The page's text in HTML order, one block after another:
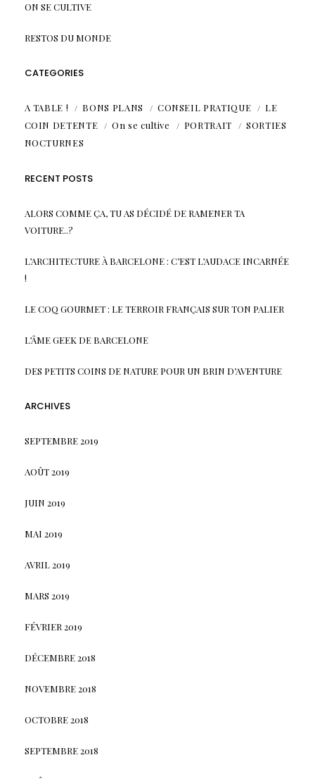
ON SE CULTIVE
RESTOS DU MONDE
CATEGORIES
A TABLE ! BONS PLANS CONSEIL PRATIQUE
LE
COIN DETENTE
On se cultive PORTRAIT
SORTIES
NOCTURNES
RECENT POSTS
ALORS COMME ÇA, TU AS DÉCIDÉ DE RAMENER TA
VOITURE..?
L’ARCHITECTURE À BARCELONE : C’EST L’AUDACE INCARNÉE
!
LE COQ GOURMET : LE TERROIR FRANÇAIS SUR TON PALIER
L’ÂME GEEK DE BARCELONE
DES PETITS COINS DE NATURE POUR UN BRIN D’AVENTURE
ARCHIVES
SEPTEMBRE 2019
AOÛT 2019
JUIN 2019
MAI 2019
AVRIL 2019
MARS 2019
FÉVRIER 2019
DÉCEMBRE 2018
NOVEMBRE 2018
OCTOBRE 2018
SEPTEMBRE 2018